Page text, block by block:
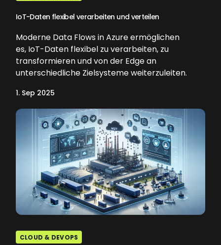
IoT-Daten flexibel verarbeiten und verteilen
Moderne Data Flows in Azure ermöglichen
es, IoT-Daten flexibel zu verarbeiten, zu
transformieren und von der Edge an
unterschiedliche Zielsysteme weiterzuleiten.
1. Sep 2025
CLOUD & DEVOPS